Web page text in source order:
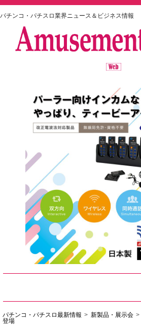
パチンコ・パチスロ業界ニュース＆ビジネス情報
パチンコ・パチスロ最新情報 新製品・展示会
登場